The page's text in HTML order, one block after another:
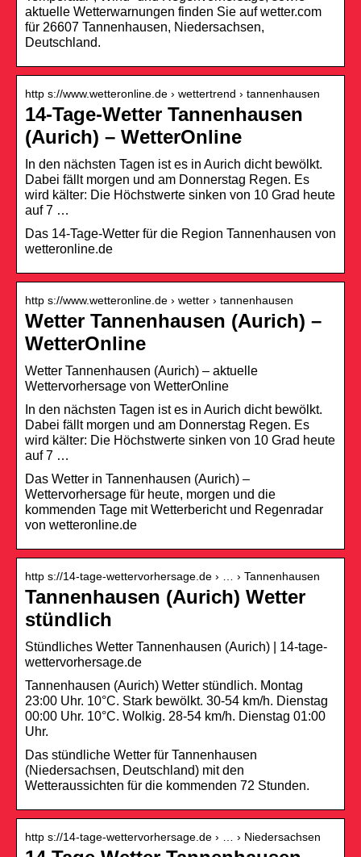
aktuelle Wetterwarnungen finden Sie auf wetter.com
für 26607 Tannenhausen, Niedersachsen,
Deutschland.
http s://www.wetteronline.de › wettertrend › tannenhausen
14-Tage-Wetter Tannenhausen
(Aurich) – WetterOnline
In den nächsten Tagen ist es in Aurich dicht bewölkt.
Dabei fällt morgen und am Donnerstag Regen. Es
wird kälter: Die Höchstwerte sinken von 10 Grad heute
auf 7 …
Das 14-Tage-Wetter für die Region Tannenhausen von
wetteronline.de
http s://www.wetteronline.de › wetter › tannenhausen
Wetter Tannenhausen (Aurich) –
WetterOnline
Wetter Tannenhausen (Aurich) – aktuelle
Wettervorhersage von WetterOnline
In den nächsten Tagen ist es in Aurich dicht bewölkt.
Dabei fällt morgen und am Donnerstag Regen. Es
wird kälter: Die Höchstwerte sinken von 10 Grad heute
auf 7 …
Das Wetter in Tannenhausen (Aurich) –
Wettervorhersage für heute, morgen und die
kommenden Tage mit Wetterbericht und Regenradar
von wetteronline.de
http s://14-tage-wettervorhersage.de › … › Tannenhausen
Tannenhausen (Aurich) Wetter
stündlich
Stündliches Wetter Tannenhausen (Aurich) | 14-tage-
wettervorhersage.de
Tannenhausen (Aurich) Wetter stündlich. Montag
23:00 Uhr. 10°C. Stark bewölkt. 30-54 km/h. Dienstag
00:00 Uhr. 10°C. Wolkig. 28-54 km/h. Dienstag 01:00
Uhr.
Das stündliche Wetter für Tannenhausen
(Niedersachsen, Deutschland) mit den
Wetteraussichten für die kommenden 72 Stunden.
http s://14-tage-wettervorhersage.de › … › Niedersachsen